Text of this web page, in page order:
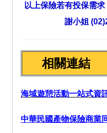
以上保險若有投保需
謝小姐
相關連結
海域遊憩活動一站式資
中華民國產物保險商業